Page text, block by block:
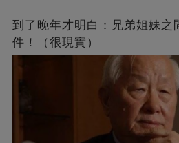
到了晚年才明白：兄弟姐妹之
件！（很現實）